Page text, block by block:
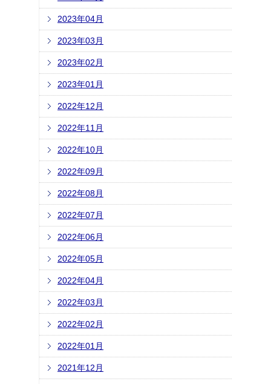
2023年04月
2023年03月
2023年02月
2023年01月
2022年12月
2022年11月
2022年10月
2022年09月
2022年08月
2022年07月
2022年06月
2022年05月
2022年04月
2022年03月
2022年02月
2022年01月
2021年12月